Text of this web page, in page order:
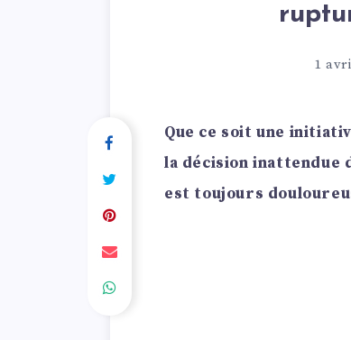
1
Que ce soit une
la décision inattendue
est toujours